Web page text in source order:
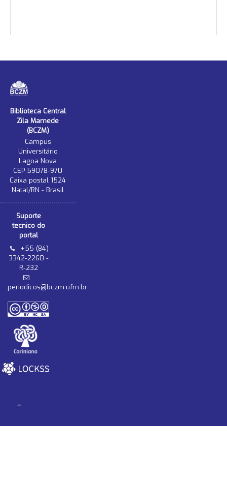
Biblioteca Central
Zila Mamede
(BCZM)
Campus
Universitário
Lagoa Nova
CEP 59078-970
Caixa postal 1524
Natal/RN - Brasil
Suporte
tecnico do
portal
+55 (84)
3342-2260 -
R-232
periodicos@bczm.ufrn.br